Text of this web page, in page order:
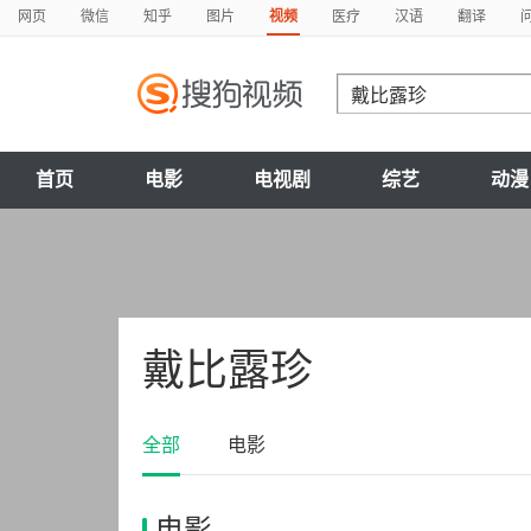
网页 微信 知乎 图片 视频 医疗 汉语 翻译
首页 电影 电视剧 综艺 动漫
戴比露珍
全部 电影